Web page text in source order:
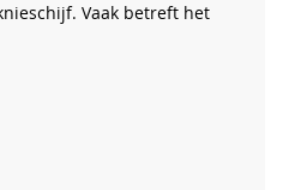
Vaak betreft het